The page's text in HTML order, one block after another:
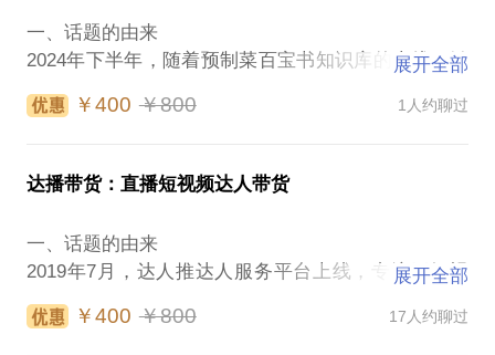
3.2025年下半年，操盘廖总的社区团播新项目，完成
项目的立项到起盘，单店单场破3K。
二、方法论（以下部分需要修改）
2.社区团播的本质：用直播做转化，用门店做信任，
3.线下实体终于有了翻盘的机会。社区商业，正在迎
来黄金发展期。
1.什么是社区团播？社区团播为什么是未来的发展趋
一、话题的由来
2024年下半年，随着预制菜百宝书知识库的上线，链
一个对外介绍的窗口，那就做视频号吧，7月起步，年
为生意经验带来了优质的供应链资源。
二、方法论
意才行。所以第一方法论就是：即做爆款又作生意，
先有生意再有内容
②内容怎么做，系统性总结了四点式文案法，一句话
展开全部
￥400 ￥800 1人约聊过
达播带货：直播短视频达人带货
一、话题的由来
2019年7月，达人推达人服务平台上线，专注于短视
频达人带货；2021年，小马哥加入上市公司青木科
技，负责抖快达播板块，专注于直播短视频达人带
展开全部
￥400 ￥800 17人约聊过